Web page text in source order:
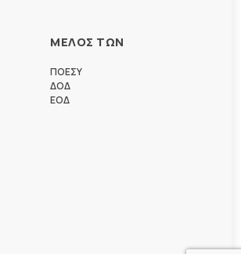
ΜΕΛΟΣ ΤΩΝ
ΠΟΕΣΥ
ΔΟΔ
ΕΟΔ